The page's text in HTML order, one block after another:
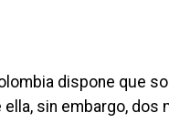
dispone que
sin embargo, dos